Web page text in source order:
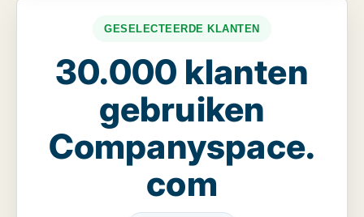
GESELECTEERDE KLANTEN
30.000 klanten
gebruiken
Companyspace.
com